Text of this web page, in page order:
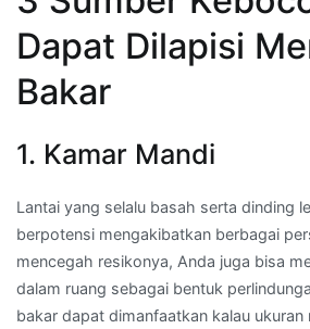
Dapat Dilapisi
Bakar
1. Kamar Mandi
Lantai yang selalu basah serta dinding
berpotensi mengakibatkan berbagai
mencegah resikonya, Anda juga bisa
dalam ruang sebagai bentuk
bakar dapat dimanfaatkan kalau ukuran